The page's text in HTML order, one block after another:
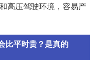
高压驾驶环境，容易产
比平时贵？是真的